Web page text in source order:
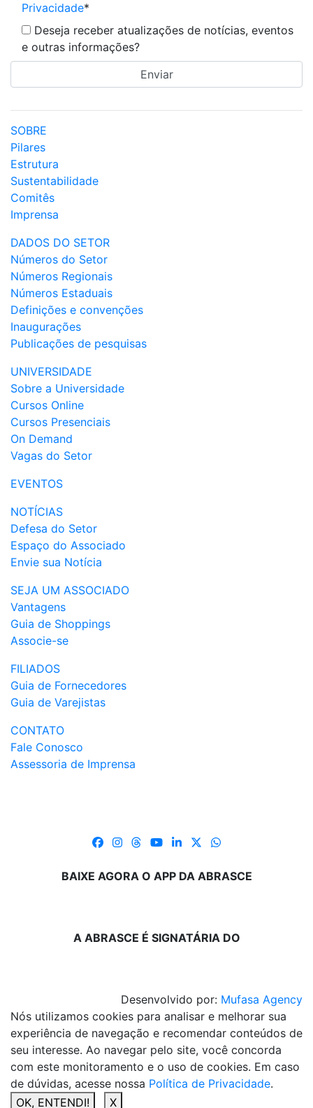
Privacidade*
Deseja receber atualizações de notícias, eventos
e outras informações?
SOBRE
Pilares
Estrutura
Sustentabilidade
Comitês
Imprensa
DADOS DO SETOR
Números do Setor
Números Regionais
Números Estaduais
Definições e convenções
Inaugurações
Publicações de pesquisas
UNIVERSIDADE
Sobre a Universidade
Cursos Online
Cursos Presenciais
On Demand
Vagas do Setor
EVENTOS
NOTÍCIAS
Defesa do Setor
Espaço do Associado
Envie sua Notícia
SEJA UM ASSOCIADO
Vantagens
Guia de Shoppings
Associe-se
FILIADOS
Guia de Fornecedores
Guia de Varejistas
CONTATO
Fale Conosco
Assessoria de Imprensa
BAIXE AGORA O APP DA ABRASCE
A ABRASCE É SIGNATÁRIA DO
Desenvolvido por: Mufasa Agency
Nós utilizamos cookies para analisar e melhorar sua
experiência de navegação e recomendar conteúdos de
seu interesse. Ao navegar pelo site, você concorda
com este monitoramento e o uso de cookies. Em caso
de dúvidas, acesse nossa Política de Privacidade.
OK, ENTENDI!
X